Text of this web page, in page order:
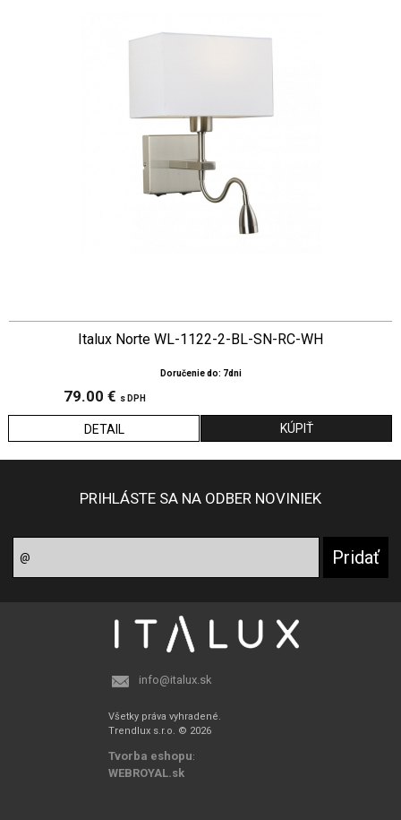
Italux Norte WL-1122-2-BL-SN-RC-WH
Doručenie do: 7dni
79.00 € s DPH
DETAIL
PRIHLÁSTE SA NA ODBER NOVINIEK
info@italux.sk
Všetky práva vyhradené.
Trendlux s.r.o. © 2026
Tvorba eshopu:
WEBROYAL.sk